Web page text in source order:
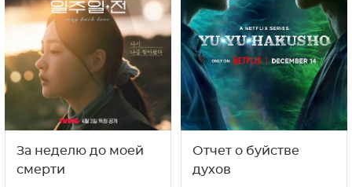
За неделю до моей
смерти
Отчет о буйстве
духов